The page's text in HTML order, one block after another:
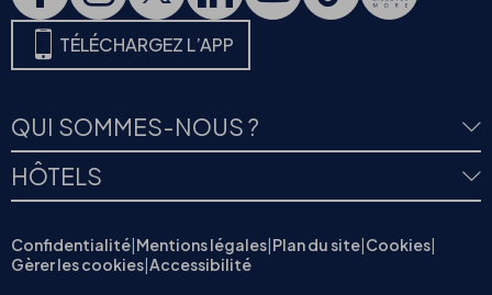
TÉLÉCHARGEZ L’APP
QUI SOMMES-NOUS ?
HÔTELS
Confidentialité|Mentions légales|Plan du site|Cookies|
Gèrer les cookies|Accessibilité